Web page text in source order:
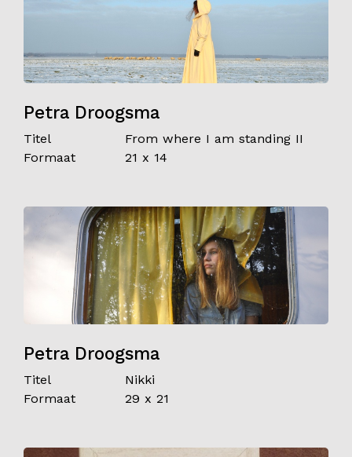
Petra Droogsma
Titel
From where I am standing II
Formaat
21 x 14
Petra Droogsma
Titel
Nikki
Formaat
29 x 21